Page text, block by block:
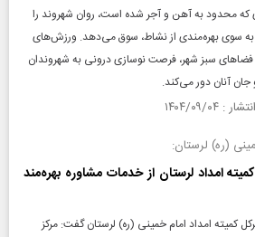
محدود به آهن و آجر شده است، روان شهروند را
سوی بهره‌مندی از نشاط، سوق می‌دهد. ورزش‌های
سبز شهر، فرصت نوسازی درونی به شهروندان
آنان دور می‌کند.
(ره) لرستان:
کمیته امداد لرستان از خدمات مشاوره بهره‌مند
کمیته امداد امام خمینی (ره) لرستان گفت: مرکز